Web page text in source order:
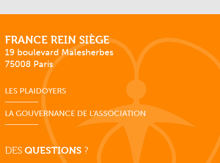
FRANCE REIN SIÈGE
19 boulevard Malesherbes
75008 Paris
LES PLAIDOYERS
LA GOUVERNANCE DE L'ASSOCIATION
DES QUESTIONS ?